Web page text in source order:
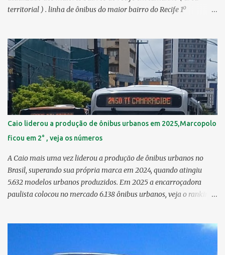
territorial ) . linha de ônibus do maior bairro do Recife 1º
Curado 7,98 km² 5º Boa Viagem 7,76 km² > no Censo 2010 : 7,53
km² 6º Imbiribeira 6,65 km² > no Censo 2010 : 6,66 km² 7º Pina
6,29 km² 8º Dois Irmãos 5,85 km² 9º Barro 4,54 km² 10º Iputinga
4,33 km² > no Censo 2010 : 4,34 km² 11º Cohab 4,33 km² > no
Censo 2010: 4,26 km² 12º Passarinho 4,06 km² 13º Santo Amaro
3,80 km² 14º Afogados 3,69 km² 15º Cordeiro 3,40 km² 16º São José
3,26 km² 17º Dois Unidos 3,12 km² 18...
Caio liderou a produção de ônibus urbanos em 2025,Marcopolo
ficou em 2° , veja os números
A Caio mais uma vez liderou a produção de ônibus urbanos no
Brasil, superando sua própria marca em 2024, quando atingiu
5.632 modelos urbanos produzidos. Em 2025 a encarroçadora
paulista colocou no mercado 6.138 ônibus urbanos, veja o ranking